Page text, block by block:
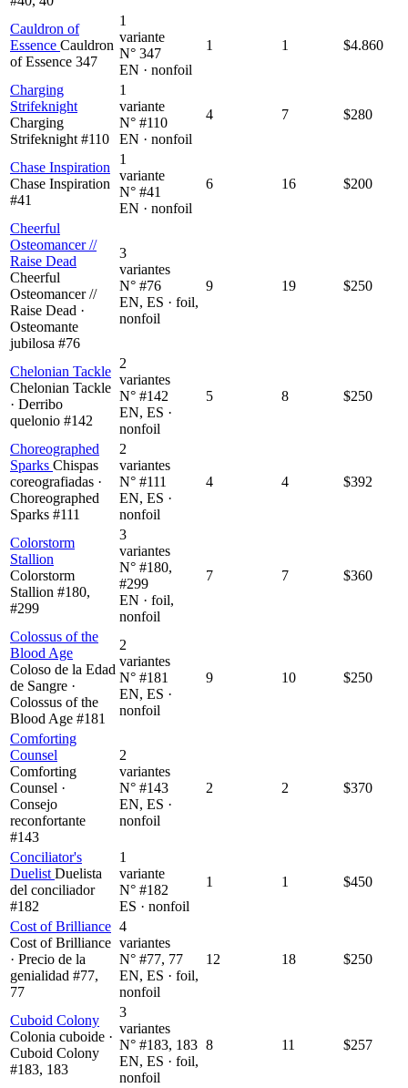
Cauldron of
Essence Cauldron
of Essence 347
1
variante
N° 347
EN · nonfoil
1 1 $4.860
Charging
Strifeknight
Charging
Strifeknight #110
1
variante
N° #110
EN · nonfoil
4 7 $280
Chase Inspiration
Chase Inspiration
#41
1
variante
N° #41
EN · nonfoil
6 16 $200
Cheerful
Osteomancer //
Raise Dead
Cheerful
Osteomancer //
Raise Dead ·
Osteomante
jubilosa #76
3
variantes
N° #76
EN, ES · foil,
nonfoil
9 19 $250
Chelonian Tackle
Chelonian Tackle
· Derribo
quelonio #142
2
variantes
N° #142
EN, ES ·
nonfoil
5 8 $250
Choreographed
Sparks Chispas
coreografiadas ·
Choreographed
Sparks #111
2
variantes
N° #111
EN, ES ·
nonfoil
4 4 $392
Colorstorm
Stallion
Colorstorm
Stallion #180,
#299
3
variantes
N° #180,
#299
EN · foil,
nonfoil
7 7 $360
Colossus of the
Blood Age
Coloso de la Edad
de Sangre ·
Colossus of the
Blood Age #181
2
variantes
N° #181
EN, ES ·
nonfoil
9 10 $250
Comforting
Counsel
Comforting
Counsel ·
Consejo
reconfortante
#143
2
variantes
N° #143
EN, ES ·
nonfoil
2 2 $370
Conciliator's
Duelist Duelista
del conciliador
#182
1
variante
N° #182
ES · nonfoil
1 1 $450
Cost of Brilliance
Cost of Brilliance
· Precio de la
genialidad #77,
77
4
variantes
N° #77, 77
EN, ES · foil,
nonfoil
12 18 $250
Cuboid Colony
Colonia cuboide ·
Cuboid Colony
#183, 183
3
variantes
N° #183, 183
EN, ES · foil,
nonfoil
8 11 $257